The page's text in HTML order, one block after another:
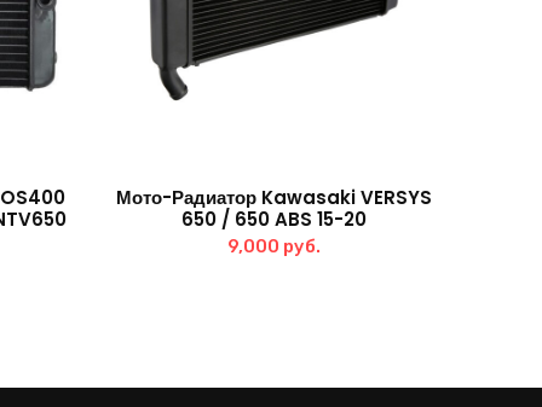
Мото-Радиатор Kawasaki VERSYS
650 / 650 ABS 15-20
9,000 руб.